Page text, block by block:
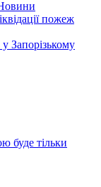
пожеж
Запорізькому
буде тільки